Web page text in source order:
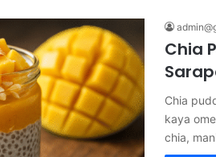
Chia
Chia
kaya
chia,